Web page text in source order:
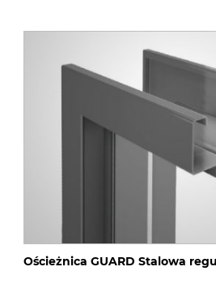
Ościeżnica GUARD Stalowa